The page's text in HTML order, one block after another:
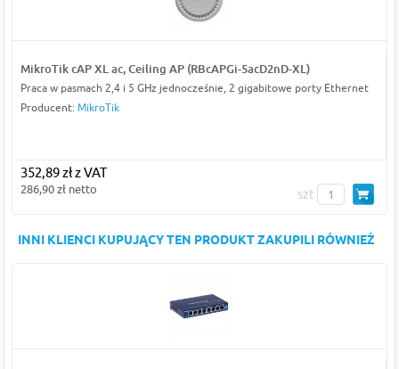
MikroTik cAP XL ac, Ceiling AP (RBcAPGi-5acD2nD-XL)
Praca w pasmach 2,4 i 5 GHz jednocześnie, 2 gigabitowe porty Ethernet
Producent: MikroTik
352,89 zł z VAT
286,90 zł netto szt
INNI KLIENCI KUPUJĄCY TEN PRODUKT ZAKUPILI RÓWNIEŻ